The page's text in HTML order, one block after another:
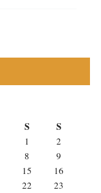
S S
1
2
8
9
15
16
22 23